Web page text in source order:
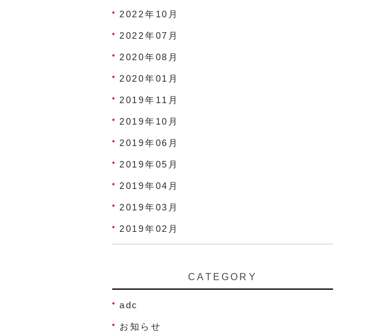
2022年10月
2022年07月
2020年08月
2020年01月
2019年11月
2019年10月
2019年06月
2019年05月
2019年04月
2019年03月
2019年02月
CATEGORY
adc
お知らせ